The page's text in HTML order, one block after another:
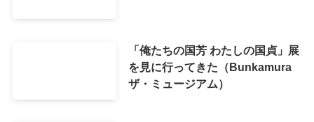
「俺たちの国芳 わたしの国貞」展
を見に行ってきた（Bunkamura
ザ・ミュージアム）